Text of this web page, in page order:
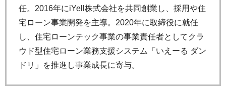
任。2016年にiYell株式会社を共同創業し、採用や住
宅ローン事業開発を主導。2020年に取締役に就任
し、住宅ローンテック事業の事業責任者としてクラ
ウド型住宅ローン業務支援システム「いえーる ダン
ドリ」を推進し事業成長に寄与。